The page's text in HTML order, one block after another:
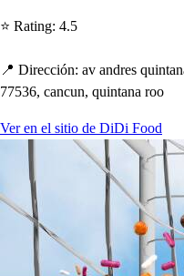
⭐ Rating: 4.5
📍 Dirección: av andres quint
77536, cancun, quintana roo
Ver en el sitio de DiDi Food